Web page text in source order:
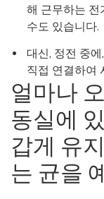
해 근무하는 전
수도 있습니다.
대신, 정전 중
직접 연결하여
얼마나
동실에
갑게 유
는 균을